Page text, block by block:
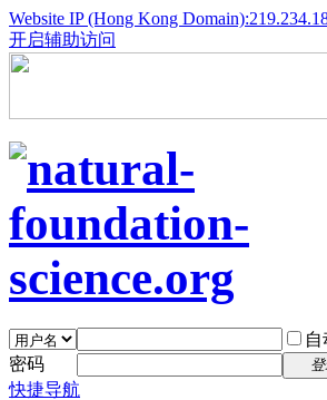
Website IP (Hong Kong
开启辅助访问
密码
快捷导航